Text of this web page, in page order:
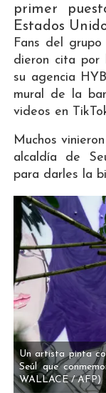
primer
Estados
Fans del
dieron cita por
su agencia
mural de la
videos en
Muchos
alcaldía de
para darles la
Un artista pinta
Seúl que
WALLACE / AFP)